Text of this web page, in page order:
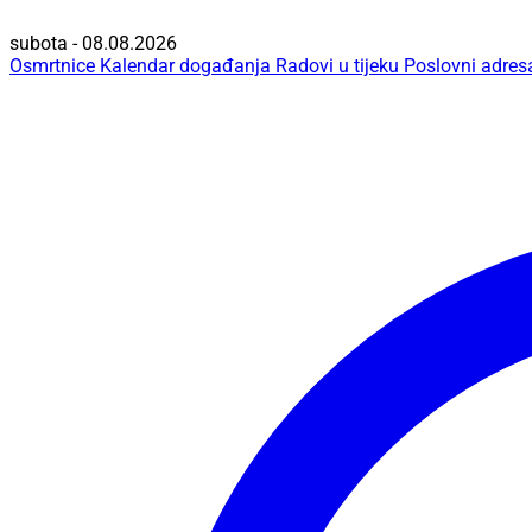
subota - 08.08.2026
Osmrtnice Kalendar događanja Radovi u tijeku Poslovni